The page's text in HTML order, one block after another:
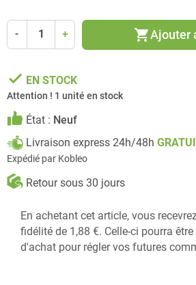
- + shopping_cartAjouter
done EN STOCK
Attention ! 1 unité en stock
État : Neuf
Livraison express 24h/48h
Expédié par Kobleo
Retour sous 30 jours
En achetant cet article, vous
fidélité de 1,88 €. Celle-ci pourra
d'achat pour régler vos futures